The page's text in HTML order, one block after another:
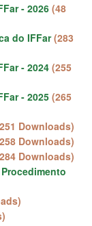
- 2026 (48
do IFFar(283
- 2024 (255
- 2025 (265
Downloads)
Downloads)
Downloads)